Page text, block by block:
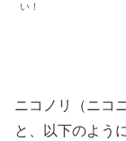
い！
ニコノリ（ニコ
と、以下のよう